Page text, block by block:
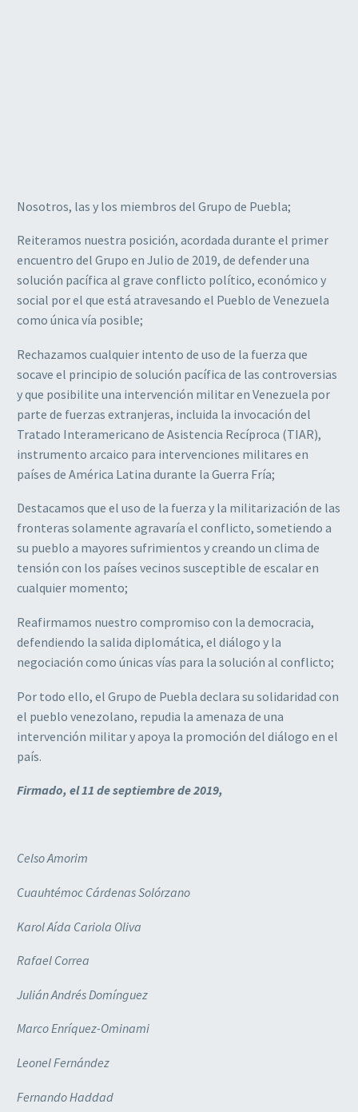
Nosotros, las y los miembros del Grupo de Puebla;
Reiteramos nuestra posición, acordada durante el primer
encuentro del Grupo en Julio de 2019, de defender una
solución pacífica al grave conflicto político, económico y
social por el que está atravesando el Pueblo de Venezuela
como única vía posible;
Rechazamos cualquier intento de uso de la fuerza que
socave el principio de solución pacífica de las controversias
y que posibilite una intervención militar en Venezuela por
parte de fuerzas extranjeras, incluida la invocación del
Tratado Interamericano de Asistencia Recíproca (TIAR),
instrumento arcaico para intervenciones militares en
países de América Latina durante la Guerra Fría;
Destacamos que el uso de la fuerza y la militarización de las
fronteras solamente agravaría el conflicto, sometiendo a
su pueblo a mayores sufrimientos y creando un clima de
tensión con los países vecinos susceptible de escalar en
cualquier momento;
Reafirmamos nuestro compromiso con la democracia,
defendiendo la salida diplomática, el diálogo y la
negociación como únicas vías para la solución al conflicto;
Por todo ello, el Grupo de Puebla declara su solidaridad con
el pueblo venezolano, repudia la amenaza de una
intervención militar y apoya la promoción del diálogo en el
país.
Firmado, el 11 de septiembre de 2019,
Celso Amorim
Cuauhtémoc Cárdenas Solórzano
Karol Aída Cariola Oliva
Rafael Correa
Julián Andrés Domínguez
Marco Enríquez-Ominami
Leonel Fernández
Fernando Haddad